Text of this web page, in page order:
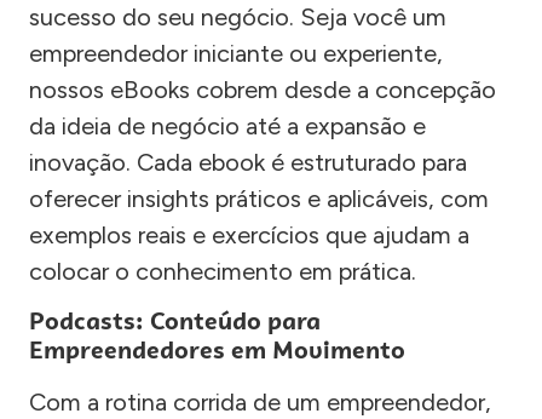
sucesso do seu negócio. Seja você um
empreendedor iniciante ou experiente,
nossos eBooks cobrem desde a concepção
da ideia de negócio até a expansão e
inovação. Cada ebook é estruturado para
oferecer insights práticos e aplicáveis, com
exemplos reais e exercícios que ajudam a
colocar o conhecimento em prática.
Podcasts: Conteúdo para
Empreendedores em Movimento
Com a rotina corrida de um empreendedor,